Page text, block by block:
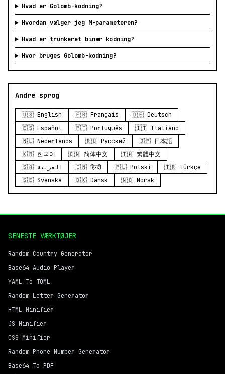
Hvad er Golomb-kodning?
Hvordan vælger jeg M-parameteren?
Hvad er trunkeret binær kodning?
Hvor bruges Golomb-kodning?
Andre sprog
🇺🇸 English 🇫🇷 Français
🇩🇪 Deutsch
🇪🇸 Español
🇵🇹 Português
🇮🇹 Italiano
🇳🇱 Nederlands
🇷🇺 Русский
🇯🇵 日本語
🇰🇷 한국어
🇨🇳 简体中文
🇹🇼 繁體中文
🇸🇦 العربية
🇮🇳 हिन्दी 🇵🇱 Polski
🇹🇷 Türkçe
🇸🇪 Svenska
🇩🇰 Dansk 🇳🇴 Norsk
SENESTE VÆRKTØJER
Random Country Generator
Base64 Audio Player
YAML To TOML
Random Letter Generator
HTML Minifier
JS Minifier
CSS Minifier
Random Phone Number Generator
Base64 To PDF